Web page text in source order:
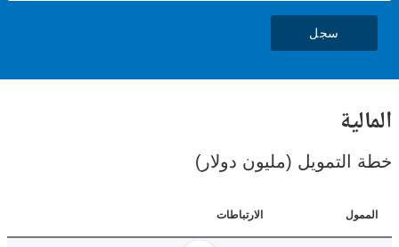
(مليون دولار)
الارتباطات